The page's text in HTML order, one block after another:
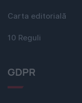
Carta editorială
10 Reguli
GDPR